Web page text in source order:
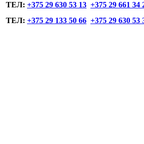
ТЕЛ: +375 29 630 53 13 +375 29 661 34
ТЕЛ: +375 29 133 50 66 +375 29 630 53